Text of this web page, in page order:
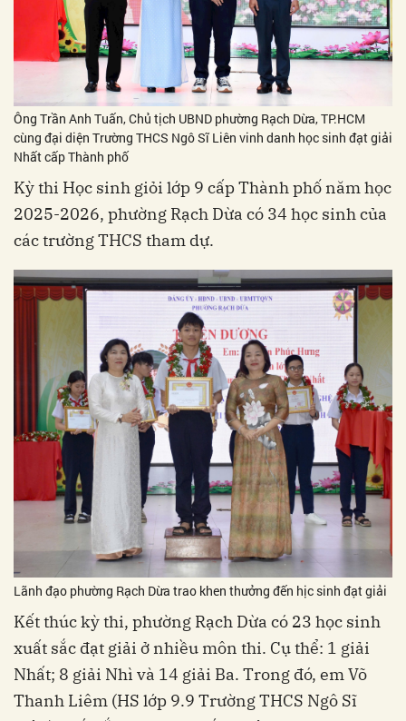
Ông Trần Anh Tuấn, Chủ tịch UBND phường Rạch Dừa, TP.HCM
cùng đại diện Trường THCS Ngô Sĩ Liên vinh danh học sinh đạt giải
Nhất cấp Thành phố
Kỳ thi Học sinh giỏi lớp 9 cấp Thành phố năm học
2025-2026, phường Rạch Dừa có 34 học sinh của
các trường THCS tham dự.
Lãnh đạo phường Rạch Dừa trao khen thưởng đến hịc sinh đạt giải
Kết thúc kỳ thi, phường Rạch Dừa có 23 học sinh
xuất sắc đạt giải ở nhiều môn thi. Cụ thể: 1 giải
Nhất; 8 giải Nhì và 14 giải Ba. Trong đó, em Võ
Thanh Liêm (HS lớp 9.9 Trường THCS Ngô Sĩ